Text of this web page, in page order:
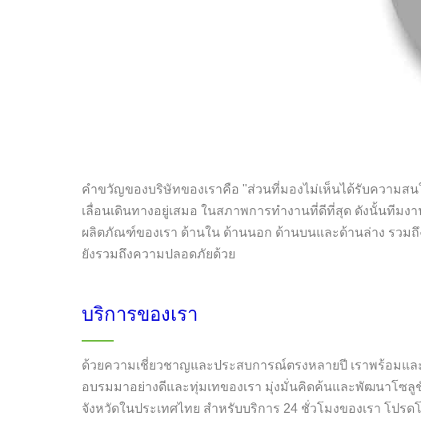
คำขวัญของบริษัทของเราคือ "ส่วนที่มองไม่เห็นได้รับความสน
เลื่อนเดินทางอยู่เสมอ ในสภาพการทำงานที่ดีที่สุด ดังนั้นทีม
ผลิตภัณฑ์ของเรา ด้านใน ด้านนอก ด้านบนและด้านล่าง รวม
ยังรวมถึงความปลอดภัยด้วย
บริการของเรา
ด้วยความเชี่ยวชาญและประสบการณ์ตรงหลายปี เราพร้อมแ
อบรมมาอย่างดีและทุ่มเทของเรา มุ่งมั่นคิดค้นและพัฒนาโซลู
จังหวัดในประเทศไทย สำหรับบริการ 24 ชั่วโมงของเรา โปร